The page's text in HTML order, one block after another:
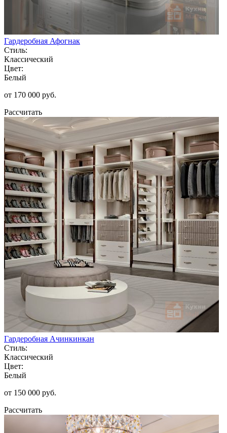
Гардеробная Афогнак
Стиль:
Классический
Цвет:
Белый
от 170 000 руб.
Рассчитать
Гардеробная Ачинкинкан
Стиль:
Классический
Цвет:
Белый
от 150 000 руб.
Рассчитать